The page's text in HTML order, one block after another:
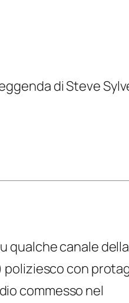
di Steve
qualche canale della
poliziesco con
commesso nel